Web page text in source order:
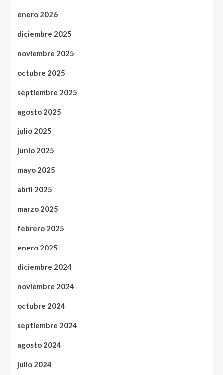
enero 2026
diciembre 2025
noviembre 2025
octubre 2025
septiembre 2025
agosto 2025
julio 2025
junio 2025
mayo 2025
abril 2025
marzo 2025
febrero 2025
enero 2025
diciembre 2024
noviembre 2024
octubre 2024
septiembre 2024
agosto 2024
julio 2024